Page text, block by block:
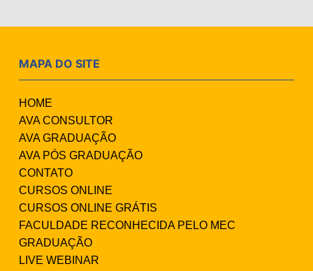
MAPA DO SITE
HOME
AVA CONSULTOR
AVA GRADUAÇÃO
AVA PÓS GRADUAÇÃO
CONTATO
CURSOS ONLINE
CURSOS ONLINE GRÁTIS
FACULDADE RECONHECIDA PELO MEC
GRADUAÇÃO
LIVE WEBINAR